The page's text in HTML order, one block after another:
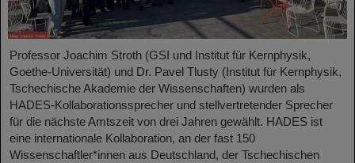
Professor Joachim Stroth (GSI und Institut für Kernphysik,
Goethe-Universität) und Dr. Pavel Tlusty (Institut für Kernphysik,
Tschechische Akademie der Wissenschaften) wurden als
HADES-Kollaborationssprecher und stellvertretender Sprecher
für die nächste Amtszeit von drei Jahren gewählt. HADES ist
eine internationale Kollaboration, an der fast 150
Wissenschaftler*innen aus Deutschland, der Tschechischen